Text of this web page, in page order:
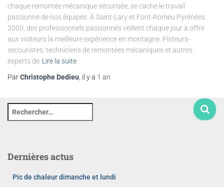
chaque remontée mécanique sécurisée, se cache le travail
passionné de nos équipes. À Saint-Lary et Font-Romeu Pyrénées
2000, des professionnels passionnés veillent chaque jour à offrir
aux visiteurs la meilleure expérience en montagne. Pisteurs-
secouristes, techniciens de remontées mécaniques et autres
experts de Lire la suite
ParChristophe Dedieu, il y a 1 an
Dernières actus
Pic de chaleur dimanche et lundi